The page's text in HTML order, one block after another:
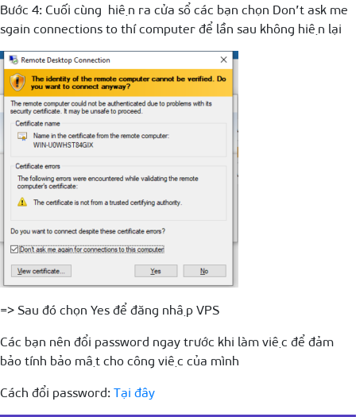
Bước 4: Cuối cùng hiện ra cửa sổ các bạn chọn Don’t ask me
sgain connections to thí computer để lần sau không hiện lại
=> Sau đó chọn Yes để đăng nhập VPS
Các bạn nên đổi password ngay trước khi làm việc để đảm
bảo tính bảo mật cho công việc của mình
Cách đổi password:Tại đây